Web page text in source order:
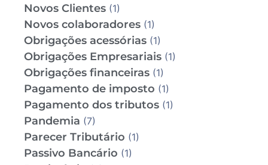
Novos Clientes (1)
Novos colaboradores (1)
Obrigações acessórias (1)
Obrigações Empresariais (1)
Obrigações financeiras (1)
Pagamento de imposto (1)
Pagamento dos tributos (1)
Pandemia (7)
Parecer Tributário (1)
Passivo Bancário (1)